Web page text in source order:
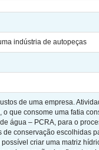
indústria de autopeças
de uma empresa.
que consome uma fatia
água – PCRA, para o
conservação escolhidas
criar uma matriz